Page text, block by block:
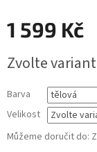
1 599 Kč
cena:
Zvolte
Barva
Velikost
Můžeme doručit do: